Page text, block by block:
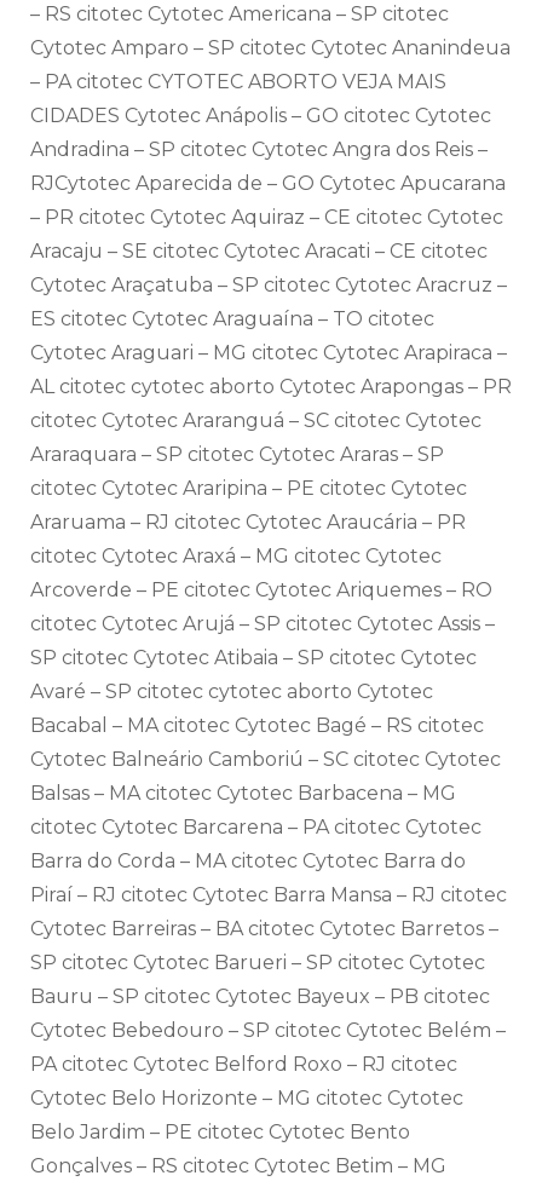
– RS citotec Cytotec Americana – SP citotec
Cytotec Amparo – SP citotec Cytotec Ananindeua
– PA citotec CYTOTEC ABORTO VEJA MAIS
CIDADES Cytotec Anápolis – GO citotec Cytotec
Andradina – SP citotec Cytotec Angra dos Reis –
RJCytotec Aparecida de – GO Cytotec Apucarana
– PR citotec Cytotec Aquiraz – CE citotec Cytotec
Aracaju – SE citotec Cytotec Aracati – CE citotec
Cytotec Araçatuba – SP citotec Cytotec Aracruz –
ES citotec Cytotec Araguaína – TO citotec
Cytotec Araguari – MG citotec Cytotec Arapiraca –
AL citotec cytotec aborto Cytotec Arapongas – PR
citotec Cytotec Araranguá – SC citotec Cytotec
Araraquara – SP citotec Cytotec Araras – SP
citotec Cytotec Araripina – PE citotec Cytotec
Araruama – RJ citotec Cytotec Araucária – PR
citotec Cytotec Araxá – MG citotec Cytotec
Arcoverde – PE citotec Cytotec Ariquemes – RO
citotec Cytotec Arujá – SP citotec Cytotec Assis –
SP citotec Cytotec Atibaia – SP citotec Cytotec
Avaré – SP citotec cytotec aborto Cytotec
Bacabal – MA citotec Cytotec Bagé – RS citotec
Cytotec Balneário Camboriú – SC citotec Cytotec
Balsas – MA citotec Cytotec Barbacena – MG
citotec Cytotec Barcarena – PA citotec Cytotec
Barra do Corda – MA citotec Cytotec Barra do
Piraí – RJ citotec Cytotec Barra Mansa – RJ citotec
Cytotec Barreiras – BA citotec Cytotec Barretos –
SP citotec Cytotec Barueri – SP citotec Cytotec
Bauru – SP citotec Cytotec Bayeux – PB citotec
Cytotec Bebedouro – SP citotec Cytotec Belém –
PA citotec Cytotec Belford Roxo – RJ citotec
Cytotec Belo Horizonte – MG citotec Cytotec
Belo Jardim – PE citotec Cytotec Bento
Gonçalves – RS citotec Cytotec Betim – MG